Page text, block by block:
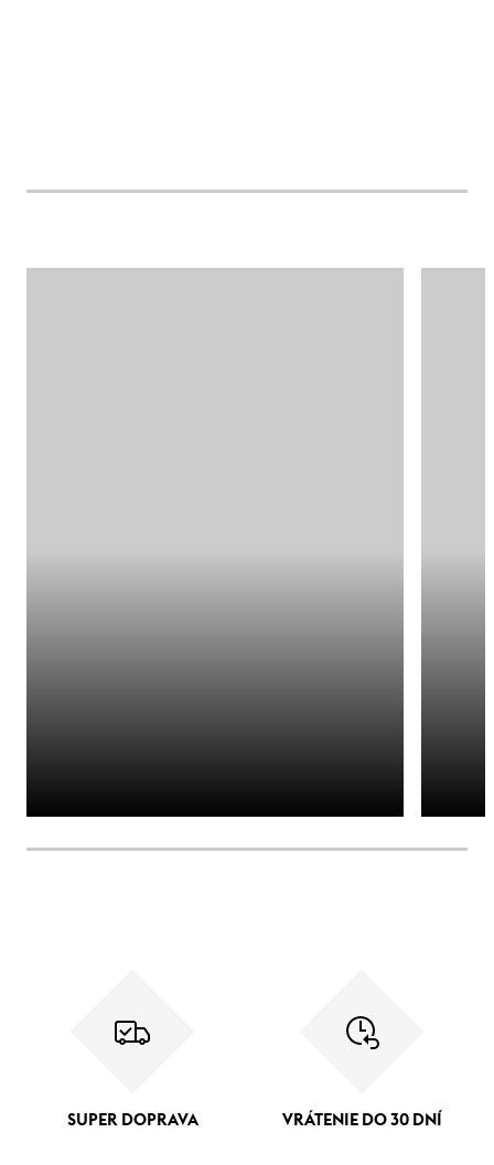
SUPER DOPRAVA VRÁTENIE DO 30 DNÍ